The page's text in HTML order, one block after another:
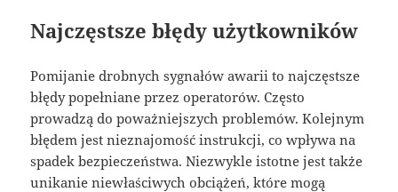
Najczęstsze błędy użytkowników
Pomijanie drobnych sygnałów awarii to najczęstsze
błędy popełniane przez operatorów. Często
prowadzą do poważniejszych problemów. Kolejnym
błędem jest nieznajomość instrukcji, co wpływa na
spadek bezpieczeństwa. Niezwykle istotne jest także
unikanie niewłaściwych obciążeń, które mogą